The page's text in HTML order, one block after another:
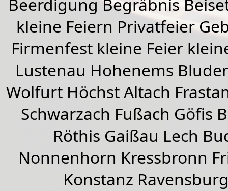
kleine Feiern Privatfeier
Firmenfest kleine Feier
Lustenau Hohenems
Wolfurt HöchstAltach
Schwarzach Fußach Göfis
Röthis Gaißau Lech
Nonnenhorn Kressbronn
Konstanz